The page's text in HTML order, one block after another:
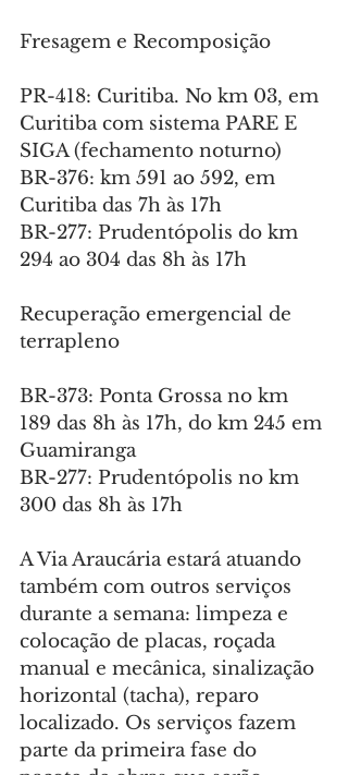
Fresagem e Recomposição
PR-418: Curitiba. No km 03, em
Curitiba com sistema PARE E
SIGA (fechamento noturno)
BR-376: km 591 ao 592, em
Curitiba das 7h às 17h
BR-277: Prudentópolis do km
294 ao 304 das 8h às 17h
Recuperação emergencial de
terrapleno
BR-373: Ponta Grossa no km
189 das 8h às 17h, do km 245 em
Guamiranga
BR-277: Prudentópolis no km
300 das 8h às 17h
A Via Araucária estará atuando
também com outros serviços
durante a semana: limpeza e
colocação de placas, roçada
manual e mecânica, sinalização
horizontal (tacha), reparo
localizado. Os serviços fazem
parte da primeira fase do